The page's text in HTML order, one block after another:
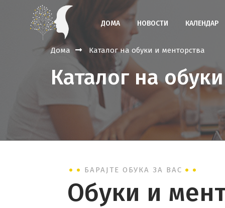
ДОМА НОВОСТИ КАЛЕНДАР
Дома Каталог на обуки и менторства
Каталог на
БАРАЈТЕ ОБУКА ЗА ВАС
Обуки и